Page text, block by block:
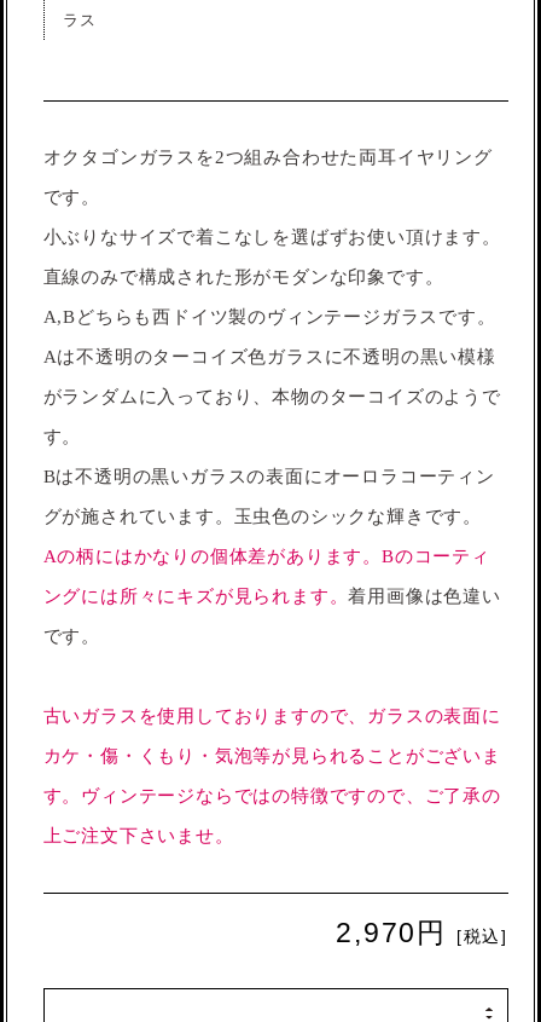
ラス
オクタゴンガラスを2つ組み合わせた両耳イヤリング
です。
小ぶりなサイズで着こなしを選ばずお使い頂けます。
直線のみで構成された形がモダンな印象です。
A,Bどちらも西ドイツ製のヴィンテージガラスです。
Aは不透明のターコイズ色ガラスに不透明の黒い模様
がランダムに入っており、本物のターコイズのようで
す。
Bは不透明の黒いガラスの表面にオーロラコーティン
グが施されています。玉虫色のシックな輝きです。
Aの柄にはかなりの個体差があります。Bのコーティ
ングには所々にキズが見られます。着用画像は色違い
です。
古いガラスを使用しておりますので、ガラスの表面に
カケ・傷・くもり・気泡等が見られることがございま
す。ヴィンテージならではの特徴ですので、ご了承の
上ご注文下さいませ。
2,970円 [税込]